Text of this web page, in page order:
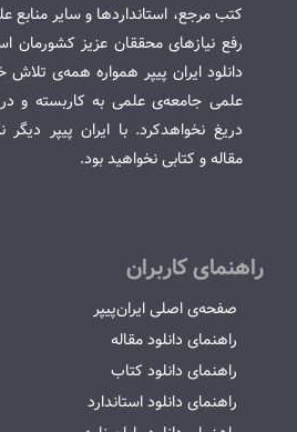
کتب مرجع، استانداردها و سایر
رفع نیازهای محققان عزیز کشورمان
دانلود ایران پیپر همواره همه‌ی تلاش
علمی جامعه‌ی علمی به کاربسته و
دریغ نخواهدکرد. با ایران پیپر
مقاله و کتابی نخواهید بود.
راهنمای کاربران
صفحه‌ی اصلی ایران‌پیپر
راهنمای دانلود مقاله
راهنمای دانلود کتاب
راهنمای دانلود استاندارد